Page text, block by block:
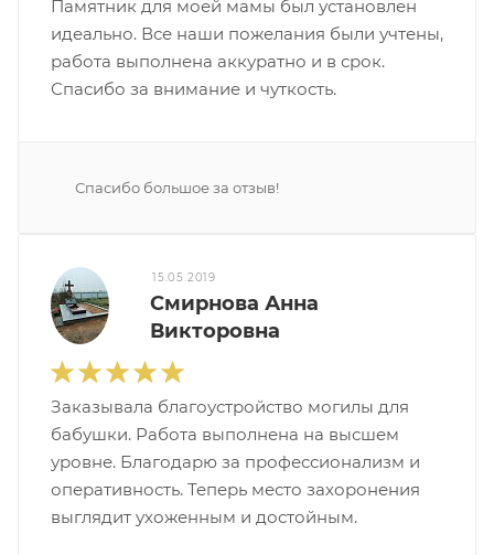
Памятник для моей мамы был установлен
идеально. Все наши пожелания были учтены,
работа выполнена аккуратно и в срок.
Спасибо за внимание и чуткость.
Спасибо большое за отзыв!
15.05.2019
Смирнова Анна
Викторовна
Заказывала благоустройство могилы для
бабушки. Работа выполнена на высшем
уровне. Благодарю за профессионализм и
оперативность. Теперь место захоронения
выглядит ухоженным и достойным.